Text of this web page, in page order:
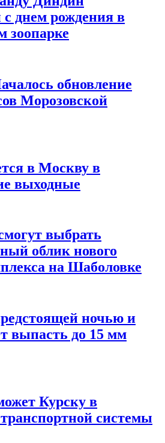
с днем рождения в
зоопарке
обновление
Морозовской
в Москву в
выходные
выбрать
облик нового
на Шаболовке
ночью и
выпасть до 15 мм
Курску в
системы